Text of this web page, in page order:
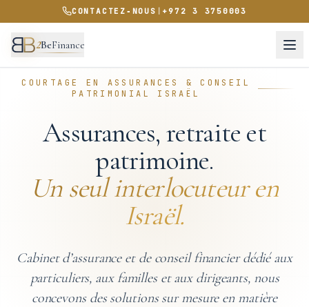
CONTACTEZ‑NOUS +972 3 3750003
2BeFinance
COURTAGE EN ASSURANCES & CONSEIL
PATRIMONIAL ISRAËL
Assurances, retraite et
patrimoine.
Un seul interlocuteur en
Israël.
Cabinet d’assurance et de conseil financier dédié aux
particuliers, aux familles et aux dirigeants, nous
concevons des solutions sur mesure en matière